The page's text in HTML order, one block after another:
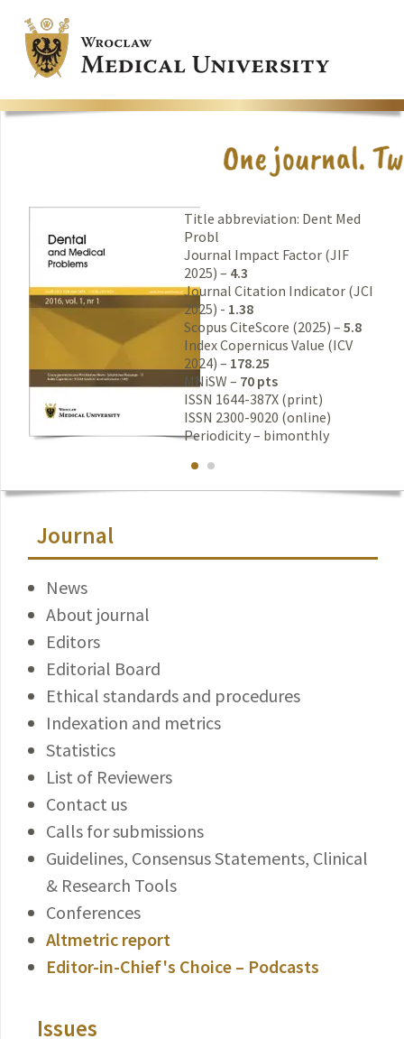
Title abbreviation: Dent Med
Probl
Journal Impact Factor (JIF
2025) – 4.3
Journal Citation Indicator (JCI
2025) - 1.38
Scopus CiteScore (2025) – 5.8
Index Copernicus Value (ICV
2024) – 178.25
MNiSW – 70 pts
ISSN 1644-387X (print)
ISSN 2300-9020 (online)
Periodicity – bimonthly
Journal
News
About journal
Editors
Editorial Board
Ethical standards and procedures
Indexation and metrics
Statistics
List of Reviewers
Contact us
Calls for submissions
Guidelines, Consensus Statements, Clinical
& Research Tools
Conferences
Altmetric report
Editor-in-Chief's Choice – Podcasts
Issues